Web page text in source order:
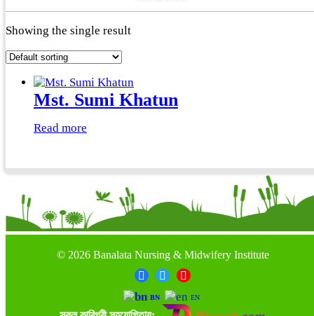
Showing the single result
Mst. Sumi Khatun
Read more
© 2026 Banalata Nursing & Midwifery Institute
BN EN